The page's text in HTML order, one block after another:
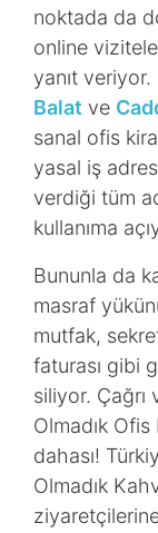
noktada da
online
yanıt veriyor.
Balat ve
sanal ofis
yasal iş
verdiği tüm
kullanıma
Bununla da
masraf
mutfak,
faturası gibi
siliyor.
Olmadık
dahası!
Olmadık